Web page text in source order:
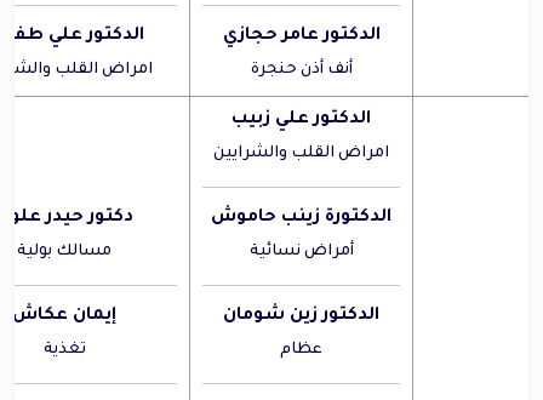
الدكتور عامر حجازي
أنف أذن حنجرة
الدكتور علي
امراض القلب
الدكتور علي زبيب
امراض القلب والشرايين
الدكتورة زينب حاموش
أمراض نسائية
الدكتور زين شومان
عظام
دكتور حيدر
مسالك بولية
إيمان عكاش
تغذية